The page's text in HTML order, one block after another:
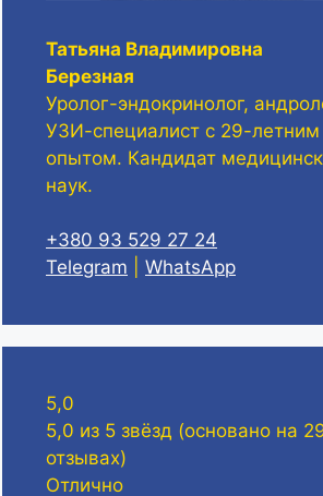
Татьяна Владимировна
Березная
Уролог-эндокринолог,
УЗИ-специалист с 29-летним
опытом. Кандидат
наук.
+380 93 529 27 24
Telegram
WhatsApp
5,0
5,0 из 5 звёзд (основано на
отзывах)
Отлично